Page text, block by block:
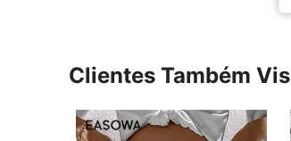
Clientes Também